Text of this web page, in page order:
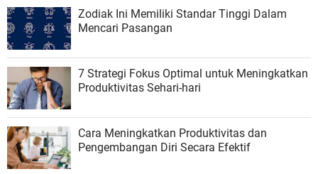
Zodiak Ini Memiliki Standar Tinggi Dalam
Mencari Pasangan
7 Strategi Fokus Optimal untuk Meningkatkan
Produktivitas Sehari-hari
Cara Meningkatkan Produktivitas dan
Pengembangan Diri Secara Efektif